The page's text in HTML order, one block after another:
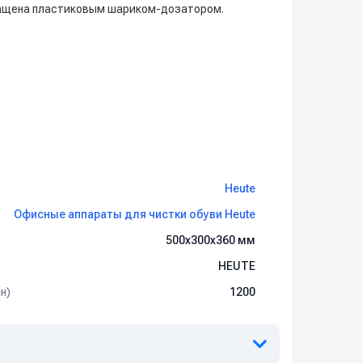
пластиковым шариком-дозатором.
Heute
Офисные аппараты для чистки обуви Heute
500х300х360 мм
HEUTE
1200